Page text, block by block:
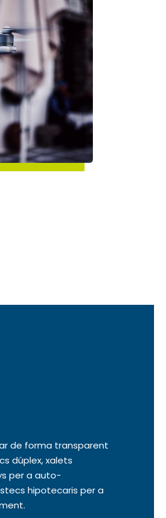
de forma transparent
dúplex, xalets
per a auto-
hipotecaris per a